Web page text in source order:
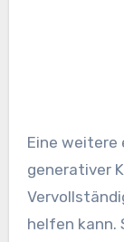
Eine weitere
generativer
helfen kann.